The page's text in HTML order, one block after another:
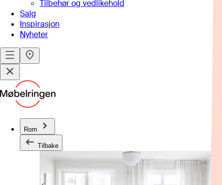
Tilbehør og vedlikehold
Salg
Inspirasjon
Nyheter
Rom
Tilbake